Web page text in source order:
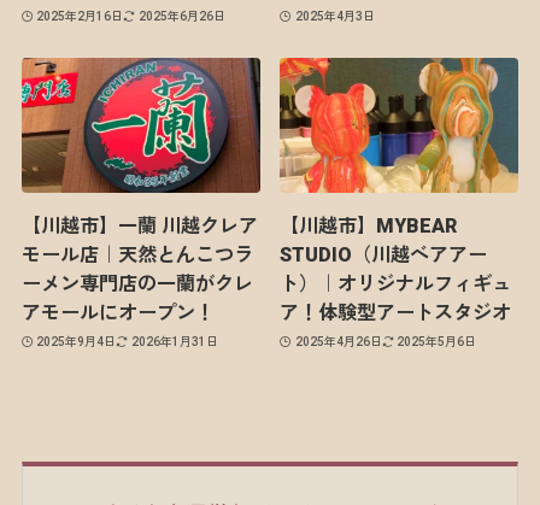
2025年2月16日 2025年6月26日 2025年4月3日
【川越市】一蘭 川越クレア
モール店｜天然とんこつラ
ーメン専門店の一蘭がクレ
アモールにオープン！
2025年9月4日 2026年1月31日
【川越市】MYBEAR
STUDIO（川越ベアアー
ト）｜オリジナルフィギュ
ア！体験型アートスタジオ
2025年4月26日 2025年5月6日